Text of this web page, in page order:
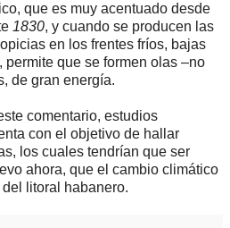
que es muy acentuado desde
1830, y cuando se producen las
en los frentes fríos, bajas
que se formen olas –no
de gran energía.
comentario, estudios
con el objetivo de hallar
los cuales tendrían que ser
ahora, que el cambio climático
litoral habanero.